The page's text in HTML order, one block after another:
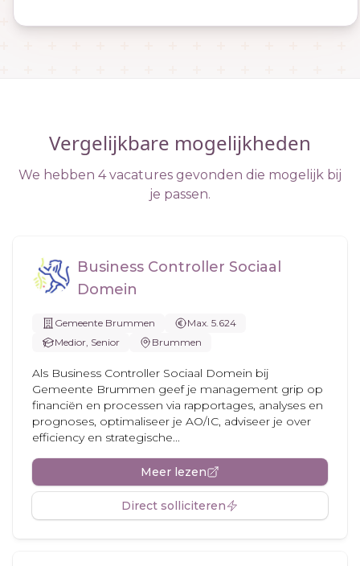
Vergelijkbare mogelijkheden
We hebben 4 vacatures gevonden die mogelijk bij
je passen.
Business Controller Sociaal
Domein
Gemeente Brummen
Max. 5.624
Medior, Senior
Brummen
Als Business Controller Sociaal Domein bij
Gemeente Brummen geef je management grip op
financiën en processen via rapportages, analyses en
prognoses, optimaliseer je AO/IC, adviseer je over
efficiency en strategische...
Meer lezen
Direct solliciteren